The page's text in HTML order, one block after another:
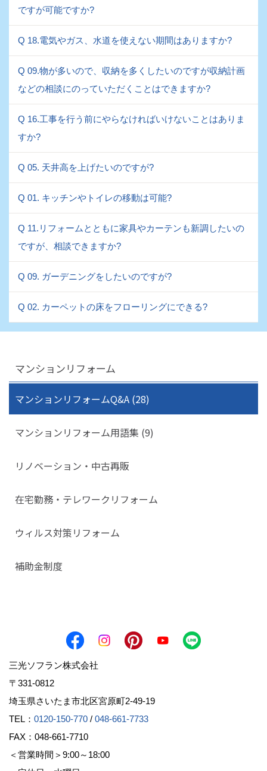
ですが可能ですか?
Q 18.電気やガス、水道を使えない期間はありますか?
Q 09.物が多いので、収納を多くしたいのですが収納計画
などの相談にのっていただくことはできますか?
Q 16.工事を行う前にやらなければいけないことはありま
すか?
Q 05. 天井高を上げたいのですが?
Q 01. キッチンやトイレの移動は可能?
Q 11.リフォームとともに家具やカーテンも新調したいの
ですが、相談できますか?
Q 09. ガーデニングをしたいのですが?
Q 02. カーペットの床をフローリングにできる?
マンションリフォーム
マンションリフォームQ&A (28)
マンションリフォーム用語集 (9)
リノベーション・中古再販
在宅勤務・テレワークリフォーム
ウィルス対策リフォーム
補助金制度
三光ソフラン株式会社
〒331-0812
埼玉県さいたま市北区宮原町2-49-19
TEL： 0120-150-770 / 048-661-7733
FAX：048-661-7710
＜営業時間＞9:00～18:00